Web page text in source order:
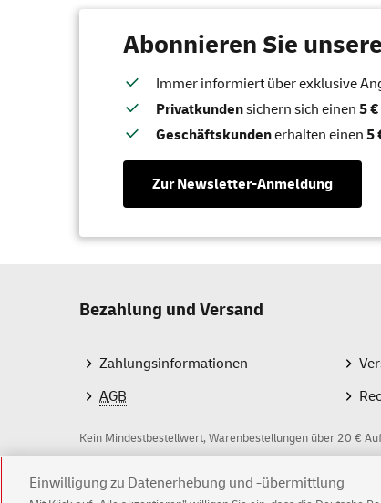
Abonnieren Sie
Immer informiert über exklusive
Privatkundensichern sich einen 5
Geschäftskundenerhalten einen 5
Zur Newsletter-Anmeldung
Bezahlung und Versand
Zahlungsinformationen
AGB
Kein Mindestbestellwert, Warenbestellungen über 20 €
Z
Einwilligung zu Datenerhebung und -übermittlung